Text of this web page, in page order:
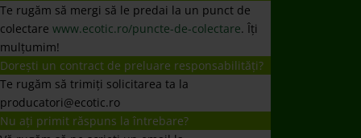
Te rugăm să mergi să le predai la un punct de
colectare www.ecotic.ro/puncte-de-colectare. Îți
mulțumim!
Dorești un contract de preluare responsabilități?
Te rugăm să trimiți solicitarea ta la
producatori@ecotic.ro
Nu ați primit răspuns la întrebare?